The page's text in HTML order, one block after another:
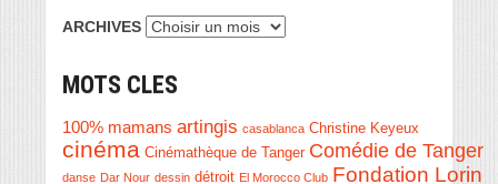
ARCHIVES
MOTS CLES
100% mamans artingis casablanca Christine Keyeux
cinéma Cinémathèque de Tanger Comédie de Tanger
danse Dar Nour dessin détroit El Morocco Club Fondation Lorin